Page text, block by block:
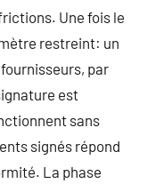
Une fois le
restreint: un
par
est
sans
signés répond
La phase